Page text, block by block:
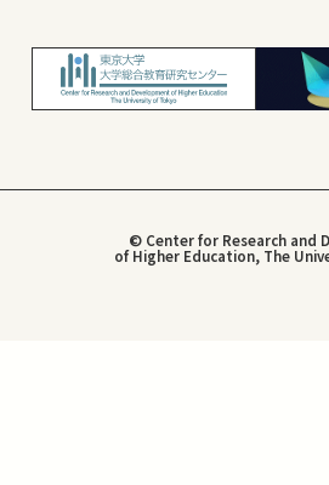
© Center for Research and
of Higher Education, The